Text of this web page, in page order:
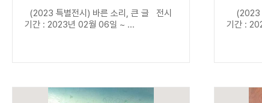
(2023 특별전시) 바른 소리, 큰 글 전시
기간 : 2023년 02월 06일 ~ ...
(2023
기간 :